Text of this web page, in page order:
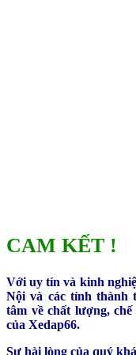
CAM KẾT !
Với uy tín và kinh
Nội và các tỉnh thành
tâm về chất lượng,
của Xedap66.
Sự hài lòng của quý